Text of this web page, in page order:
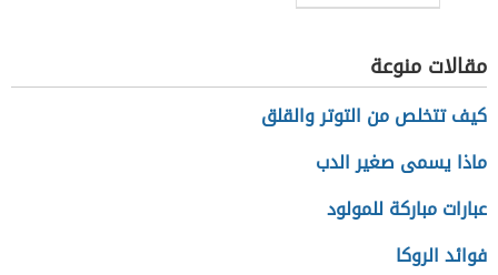
الأفراد
مقالات منوعة
كيف تتخلص من التوتر والقلق
ماذا يسمى صغير الدب
عبارات مباركة للمولود
فوائد الروكا